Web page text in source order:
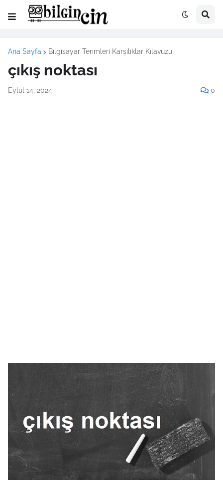
Ana Sayfa Bilgisayar Terimleri Karşılıklar Kılavuzu
çıkış noktası
Eylül 14, 2024 0